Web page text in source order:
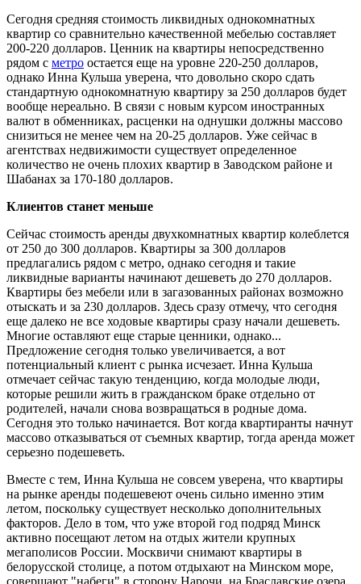
Сегодня средняя стоимость ликвидных однокомнатных
квартир со сравнительно качественной мебелью составляет
200-220 долларов. Ценник на квартиры непосредственно
рядом с метро остается еще на уровне 220-250 долларов,
однако Инна Кульша уверена, что довольно скоро сдать
стандартную однокомнатную квартиру за 250 долларов будет
вообще нереально. В связи с новым курсом иностранных
валют в обменниках, расценки на однушки должны массово
снизиться не менее чем на 20-25 долларов. Уже сейчас в
агентствах недвижимости существует определенное
количество не очень плохих квартир в Заводском районе и
Шабанах за 170-180 долларов.
Клиентов станет меньше
Сейчас стоимость аренды двухкомнатных квартир колеблется
от 250 до 300 долларов. Квартиры за 300 долларов
предлагались рядом с метро, однако сегодня и такие
ликвидные варианты начинают дешеветь до 270 долларов.
Квартиры без мебели или в загазованных районах возможно
отыскать и за 230 долларов. Здесь сразу отмечу, что сегодня
еще далеко не все ходовые квартиры сразу начали дешеветь.
Многие оставляют еще старые ценники, однако...
Предложение сегодня только увеличивается, а вот
потенциальный клиент с рынка исчезает. Инна Кульша
отмечает сейчас такую тенденцию, когда молодые люди,
которые решили жить в гражданском браке отдельно от
родителей, начали снова возвращаться в родные дома.
Сегодня это только начинается. Вот когда квартиранты начнут
массово отказываться от съемных квартир, тогда аренда может
серьезно подешеветь.
Вместе с тем, Инна Кульша не совсем уверена, что квартиры
на рынке аренды подешевеют очень сильно именно этим
летом, поскольку существует несколько дополнительных
факторов. Дело в том, что уже второй год подряд Минск
активно посещают летом на отдых жители крупных
мегаполисов России. Москвичи снимают квартиры в
белорусской столице, а потом отдыхают на Минском море,